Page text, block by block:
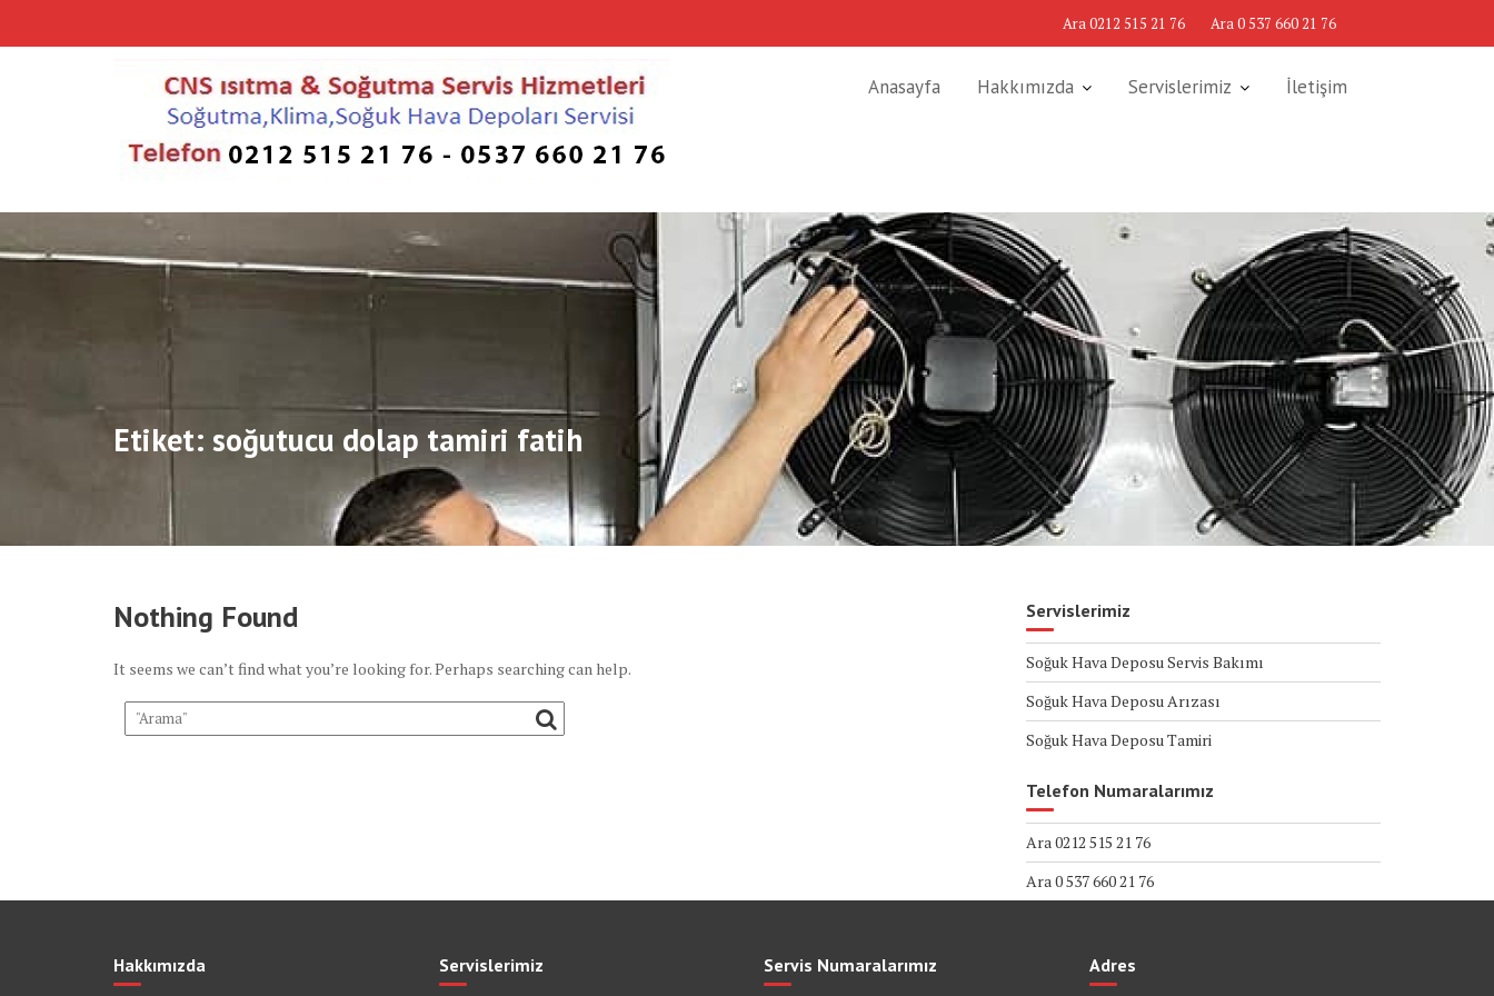
Ara 0212 515 21 76 Ara 0 537 660 21 76
Anasayfa Hakkımızda Servislerimiz İletişim
Etiket: soğutucu dolap tamiri fatih
Nothing Found
It seems we can’t find what you’re looking for. Perhaps searching can help.
Servislerimiz
Soğuk Hava Deposu Servis Bakımı
Soğuk Hava Deposu Arızası
Soğuk Hava Deposu Tamiri
Telefon Numaralarımız
Ara 0212 515 21 76
Ara 0 537 660 21 76
Hakkımızda Servislerimiz Servis Numaralarımız Adres